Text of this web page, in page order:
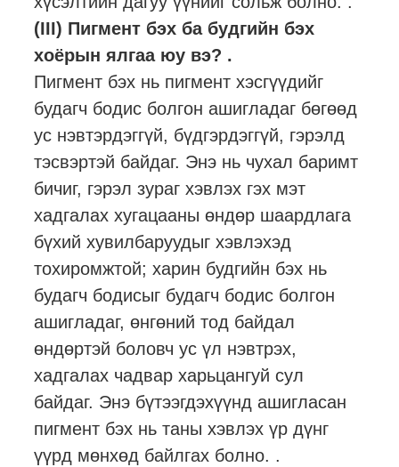
(III) Пигмент бэх ба будгийн бэх
хоёрын ялгаа юу вэ? .
Пигмент бэх нь пигмент хэсгүүдийг
будагч бодис болгон ашигладаг бөгөөд
ус нэвтэрдэггүй, бүдгэрдэггүй, гэрэлд
тэсвэртэй байдаг. Энэ нь чухал баримт
бичиг, гэрэл зураг хэвлэх гэх мэт
хадгалах хугацааны өндөр шаардлага
бүхий хувилбаруудыг хэвлэхэд
тохиромжтой; харин будгийн бэх нь
будагч бодисыг будагч бодис болгон
ашигладаг, өнгөний тод байдал
өндөртэй боловч ус үл нэвтрэх,
хадгалах чадвар харьцангуй сул
байдаг. Энэ бүтээгдэхүүнд ашигласан
пигмент бэх нь таны хэвлэх үр дүнг
үүрд мөнхөд байлгах болно. .